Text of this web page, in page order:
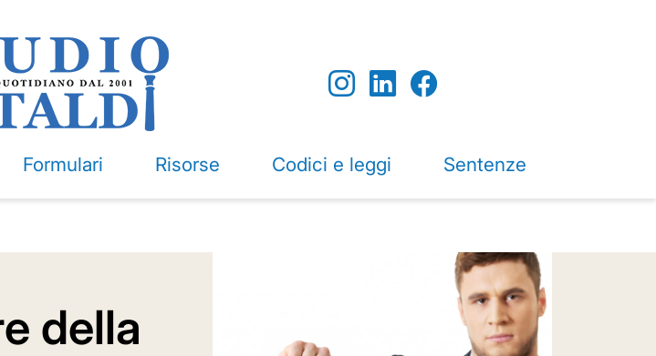
Formulari Risorse Codici e leggi Sentenze
della